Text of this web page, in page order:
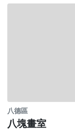
八德區
八塊畫室